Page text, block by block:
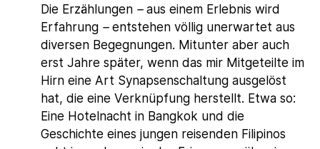
Die Erzählungen –aus einem Erlebnis wird
Erfahrung –entstehen völlig unerwartet aus
diversen Begegnungen. Mitunter aber auch
erst Jahre später, wenn das mir Mitgeteilte im
Hirn eine Art Synapsenschaltung ausgelöst
hat, die eine Verknüpfung herstellt. Etwa so:
Eine Hotelnacht in Bangkok und die
Geschichte eines jungen reisenden Filipinos